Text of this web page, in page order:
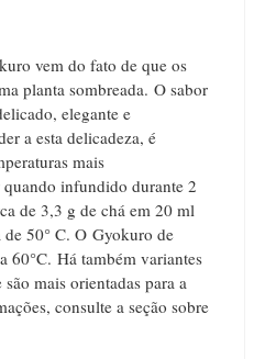
vem do fato de que os
planta sombreada. O sabor
elegante e
a esta delicadeza, é
mais
infundido durante 2
de 3,3 g de chá em 20 ml
de 50° C. O Gyokuro de
60°C. Há também variantes
mais orientadas para a
consulte a seção sobre